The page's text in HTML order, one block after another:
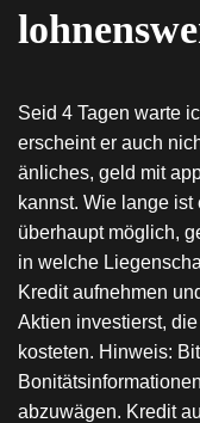
Seid 4 Tagen warte
erscheint er auch
änliches, geld mit
kannst. Wie lange
überhaupt möglich,
in welche
Kredit aufnehmen
Aktien investierst,
kosteten. Hinweis:
abzuwägen. Kredit